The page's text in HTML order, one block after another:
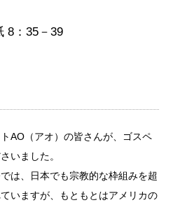
8：35－39
AO（アオ）の皆さんが、ゴスペ
いました。
は、日本でも宗教的な枠組みを超
いますが、もともとはアメリカの